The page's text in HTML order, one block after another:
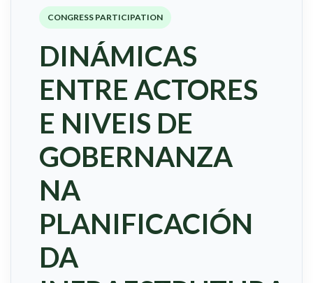
CONGRESS PARTICIPATION
DINÁMICAS
ENTRE ACTORES
E NIVEIS DE
GOBERNANZA
NA
PLANIFICACIÓN
DA